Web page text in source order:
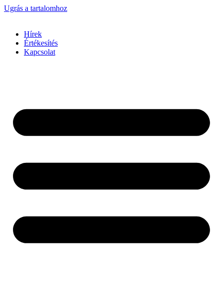
Ugrás a tartalomhoz
Hírek
Értékesítés
Kapcsolat